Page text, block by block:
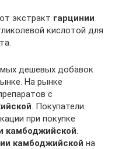
экстракт гарцинии
кислотой для
дешевых добавок
На рынке
с
. Покупатели
при покупке
камбоджийской
камбоджийской на